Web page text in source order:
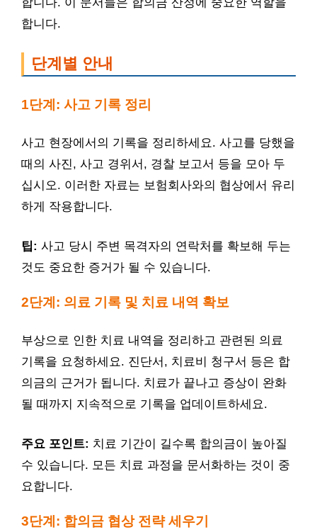
합니다.
단계별 안내
1단계: 사고 기록 정리
사고 현장에서의 기록을 정리하세요. 사고를 당했을
때의 사진, 사고 경위서, 경찰 보고서 등을 모아 두
십시오. 이러한 자료는 보험회사와의 협상에서 유리
하게 작용합니다.
팁: 사고 당시 주변 목격자의 연락처를 확보해 두는
것도 중요한 증거가 될 수 있습니다.
2단계: 의료 기록 및 치료 내역 확보
부상으로 인한 치료 내역을 정리하고 관련된 의료
기록을 요청하세요. 진단서, 치료비 청구서 등은 합
의금의 근거가 됩니다. 치료가 끝나고 증상이 완화
될 때까지 지속적으로 기록을 업데이트하세요.
주요 포인트: 치료 기간이 길수록 합의금이 높아질
수 있습니다. 모든 치료 과정을 문서화하는 것이 중
요합니다.
3단계: 합의금 협상 전략 세우기